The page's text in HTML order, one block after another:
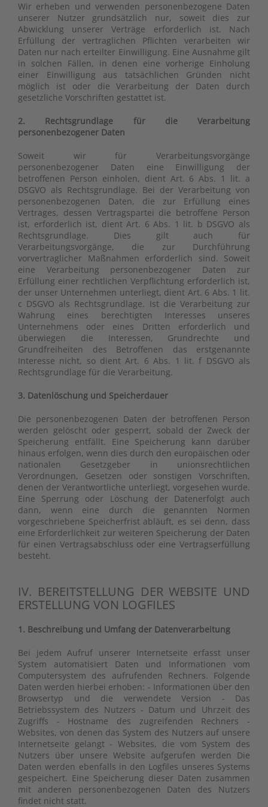
Wir erheben und verwenden personenbezogene Daten
unserer Nutzer grundsätzlich nur, soweit dies zur
Abwicklung unserer Verträge erforderlich ist. Nach
Erfüllung der vertraglichen Pflichten verarbeiten wir
Daten nur nach erteilter Einwilligung. Eine Ausnahme gilt
in solchen Fällen, in denen eine vorherige Einholung
einer Einwilligung aus tatsächlichen Gründen nicht
möglich ist oder die Verarbeitung der Daten durch
gesetzliche Vorschriften gestattet ist.
2. Rechtsgrundlage für die Verarbeitung
personenbezogener Daten
Soweit wir für Verarbeitungsvorgänge
personenbezogener Daten eine Einwilligung der
betroffenen Person einholen, dient Art. 6 Abs. 1 lit. a
DSGVO als Rechtsgrundlage. Bei der Verarbeitung von
personenbezogenen Daten, die zur Erfüllung eines
Vertrages, dessen Vertragspartei die betroffene Person
ist, erforderlich ist, dient Art. 6 Abs. 1 lit. b DSGVO als
Rechtsgrundlage. Dies gilt auch für
Verarbeitungsvorgänge, die zur Durchführung
vorvertraglicher Maßnahmen erforderlich sind. Soweit
eine Verarbeitung personenbezogener Daten zur
Erfüllung einer rechtlichen Verpflichtung erforderlich ist,
der unser Unternehmen unterliegt, dient Art. 6 Abs. 1 lit.
c DSGVO als Rechtsgrundlage. Ist die Verarbeitung zur
Wahrung eines berechtigten Interesses unseres
Unternehmens oder eines Dritten erforderlich und
überwiegen die Interessen, Grundrechte und
Grundfreiheiten des Betroffenen das erstgenannte
Interesse nicht, so dient Art. 6 Abs. 1 lit. f DSGVO als
Rechtsgrundlage für die Verarbeitung.
3. Datenlöschung und Speicherdauer
Die personenbezogenen Daten der betroffenen Person
werden gelöscht oder gesperrt, sobald der Zweck der
Speicherung entfällt. Eine Speicherung kann darüber
hinaus erfolgen, wenn dies durch den europäischen oder
nationalen Gesetzgeber in unionsrechtlichen
Verordnungen, Gesetzen oder sonstigen Vorschriften,
denen der Verantwortliche unterliegt, vorgesehen wurde.
Eine Sperrung oder Löschung der Datenerfolgt auch
dann, wenn eine durch die genannten Normen
vorgeschriebene Speicherfrist abläuft, es sei denn, dass
eine Erforderlichkeit zur weiteren Speicherung der Daten
für einen Vertragsabschluss oder eine Vertragserfüllung
besteht.
IV. BEREITSTELLUNG DER WEBSITE UND
ERSTELLUNG VON LOGFILES
1. Beschreibung und Umfang der Datenverarbeitung
Bei jedem Aufruf unserer Internetseite erfasst unser
System automatisiert Daten und Informationen vom
Computersystem des aufrufenden Rechners. Folgende
Daten werden hierbei erhoben: - Informationen über den
Browsertyp und die verwendete Version - Das
Betriebssystem des Nutzers - Datum und Uhrzeit des
Zugriffs - Hostname des zugreifenden Rechners -
Websites, von denen das System des Nutzers auf unsere
Internetseite gelangt - Websites, die vom System des
Nutzers über unsere Website aufgerufen werden Die
Daten werden ebenfalls in den Logfiles unseres Systems
gespeichert. Eine Speicherung dieser Daten zusammen
mit anderen personenbezogenen Daten des Nutzers
findet nicht statt.